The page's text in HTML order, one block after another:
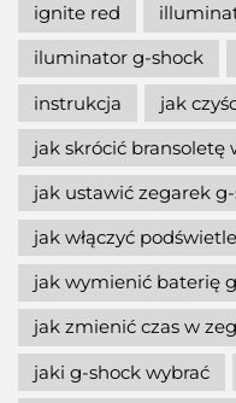
ignite red
iluminator g-shock
instrukcja
jak
jak skrócić bransoletę
jak ustawić zegarek
jak włączyć
jak wymienić baterię
jak zmienić czas w
jaki g-shock wybrać